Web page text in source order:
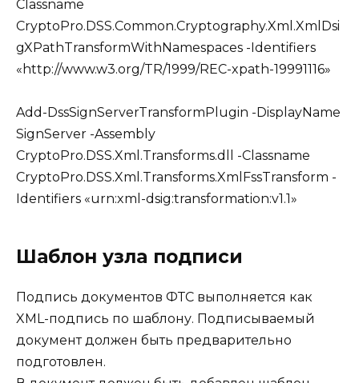
Classname
CryptoPro.DSS.Common.Cryptography.Xml.XmlDsi
gXPathTransformWithNamespaces -Identifiers
«http://www.w3.org/TR/1999/REC-xpath-19991116»
Add-DssSignServerTransformPlugin -DisplayName
SignServer -Assembly
CryptoPro.DSS.Xml.Transforms.dll -Classname
CryptoPro.DSS.Xml.Transforms.XmlFssTransform -
Identifiers «urn:xml-dsig:transformation:v1.1»
Шаблон узла подписи
Подпись документов ФТС выполняется как
XML-подпись по шаблону. Подписываемый
документ должен быть предварительно
подготовлен.